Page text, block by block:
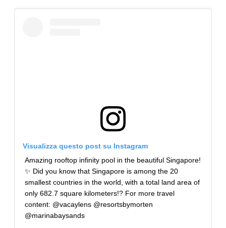
Visualizza questo post su Instagram
Amazing rooftop infinity pool in the beautiful Singapore!
✨ Did you know that Singapore is among the 20
smallest countries in the world, with a total land area of
only 682.7 square kilometers!? For more travel
content: @vacaylens @resortsbymorten
@marinabaysands